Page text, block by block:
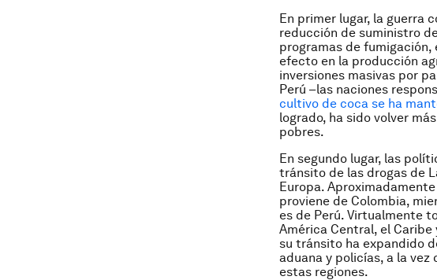
En primer lugar, la guerra
reducción de suministro
programas de
efecto en la producción
inversiones masivas por
Perú –las naciones
cultivo de coca se ha
logrado, ha sido volver
pobres.
En segundo lugar, las
tránsito de las drogas de
Europa.
proviene de Colombia,
es de Perú. Virtualmente
América Central, el
su tránsito ha expandido
aduana y policías, a la vez
estas regiones.